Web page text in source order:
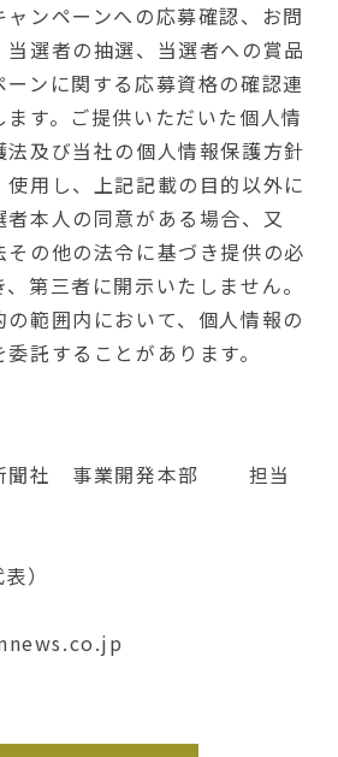
ンペーンへの応募確認、お問
選者の抽選、当選者への賞品
ンに関する応募資格の確認連
す。ご提供いただいた個人情
及び当社の個人情報保護方針
用し、上記記載の目的以外に
本人の同意がある場合、又
の他の法令に基づき提供の必
第三者に開示いたしません。
範囲内において、個人情報の
託することがあります。
新聞社 事業開発本部 担当
表）